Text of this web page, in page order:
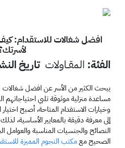
افضل شغالات للاستقدام: كيف
الفئة: المقــاولات تاريخ
الصحيح مع مكتب النجوم المميزة